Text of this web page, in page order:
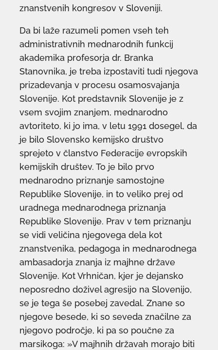
znanstvenih kongresov v Sloveniji.
Da bi laže razumeli pomen vseh teh
administrativnih mednarodnih funkcij
akademika profesorja dr. Branka
Stanovnika, je treba izpostaviti tudi njegova
prizadevanja v procesu osamosvajanja
Slovenije. Kot predstavnik Slovenije je z
vsem svojim znanjem, mednarodno
avtoriteto, ki jo ima, v letu 1991 dosegel, da
je bilo Slovensko kemijsko društvo
sprejeto v članstvo Federacije evropskih
kemijskih društev. To je bilo prvo
mednarodno priznanje samostojne
Republike Slovenije, in to veliko prej od
uradnega mednarodnega priznanja
Republike Slovenije. Prav v tem priznanju
se vidi veličina njegovega dela kot
znanstvenika, pedagoga in mednarodnega
ambasadorja znanja iz majhne države
Slovenije. Kot Vrhničan, kjer je dejansko
neposredno doživel agresijo na Slovenijo,
se je tega še posebej zavedal. Znane so
njegove besede, ki so seveda značilne za
njegovo področje, ki pa so poučne za
marsikoga: »V majhnih državah morajo biti